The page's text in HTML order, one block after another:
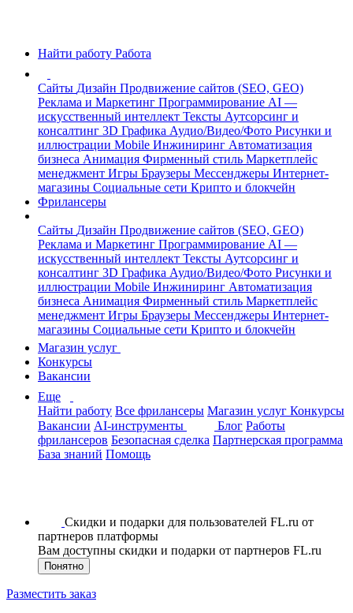
Найти работу Работа
Сайты Дизайн Продвижение сайтов (SEO, GEO)
Реклама и Маркетинг Программирование AI —
искусственный интеллект Тексты Аутсорсинг и
консалтинг 3D Графика Аудио/Видео/Фото Рисунки и
иллюстрации Mobile Инжиниринг Автоматизация
бизнеса Анимация Фирменный стиль Маркетплейс
менеджмент Игры Браузеры Мессенджеры Интернет-
магазины Социальные сети Крипто и блокчейн
Фрилансеры
Сайты Дизайн Продвижение сайтов (SEO, GEO)
Реклама и Маркетинг Программирование AI —
искусственный интеллект Тексты Аутсорсинг и
консалтинг 3D Графика Аудио/Видео/Фото Рисунки и
иллюстрации Mobile Инжиниринг Автоматизация
бизнеса Анимация Фирменный стиль Маркетплейс
менеджмент Игры Браузеры Мессенджеры Интернет-
магазины Социальные сети Крипто и блокчейн
Магазин услуг
Конкурсы
Вакансии
Еще
Найти работу Все фрилансеры Магазин услуг Конкурсы
Вакансии AI-инструменты Блог Работы
фрилансеров Безопасная сделка Партнерская программа
База знаний Помощь
Скидки и подарки для пользователей FL.ru от
партнеров платформы
Вам доступны скидки и подарки от партнеров FL.ru
Понятно
Разместить заказ